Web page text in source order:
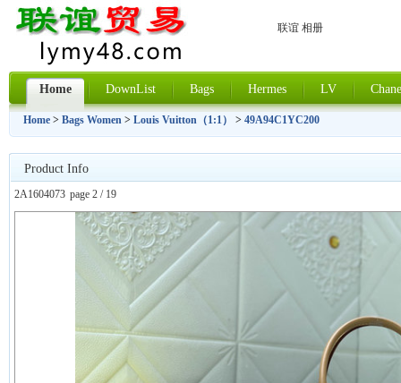
联谊 相册
Home DownList Bags Hermes LV
Home > Bags Women > Louis Vuitton（1:1） > 49A94C1YC200
Product Info
2A1604073 page 2 / 19